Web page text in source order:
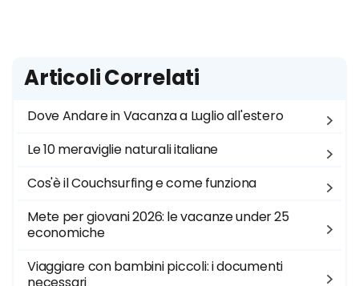
Articoli Correlati
Dove Andare in Vacanza a Luglio all'estero
Le 10 meraviglie naturali italiane
Cos'è il Couchsurfing e come funziona
Mete per giovani 2026: le vacanze under 25
economiche
Viaggiare con bambini piccoli: i documenti
necessari